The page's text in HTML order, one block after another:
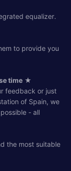
equalizer.
to provide you
time ★
feedback or just
of Spain, we
- all
the most suitable